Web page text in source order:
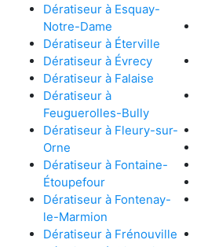
Dératiseur à Esquay-
Notre-Dame
Dératiseur à Éterville
Dératiseur à Évrecy
Dératiseur à Falaise
Dératiseur à
Feuguerolles-Bully
Dératiseur à Fleury-sur-
Orne
Dératiseur à Fontaine-
Étoupefour
Dératiseur à Fontenay-
le-Marmion
Dératiseur à Frénouville